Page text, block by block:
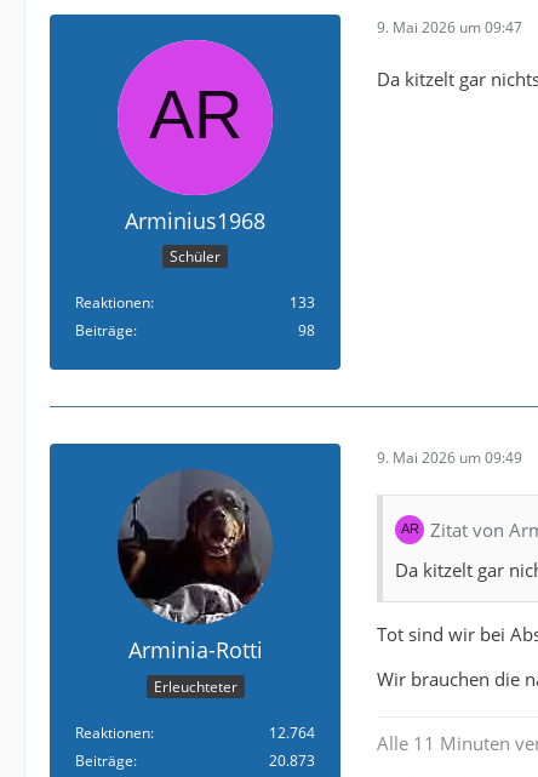
Arminius1968
Schüler
Reaktionen
133
Beiträge
98
9. Mai 2026 um 09:47
Da kitzelt gar
Arminia-Rotti
Erleuchteter
Reaktionen
12.764
Beiträge
20.873
9. Mai 2026 um 09:49
Zitat von
Da kitzelt gar
Tot sind wir bei
Wir brauchen die
Alle 11 Minuten